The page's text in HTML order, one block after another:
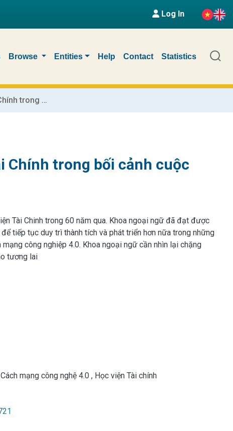
Log In
Browse Entities Help Contact Statistics
Phát triển khoa ngoại ngữ, Học Viện Tài Chính trong bối cảnh cuộc cách mạng công nghệ 4.0
Chính trong bối cảnh cuộc
Tài Chinh trong 60 năm qua. Khoa ngoại ngữ đã đạt được
triển hơn nữa trong những
công nghiệp 4.0. Khoa ngoại ngữ cần nhìn lại chặng
tương lai
Cách mạng công nghệ 4.0 , Học viện Tài chính